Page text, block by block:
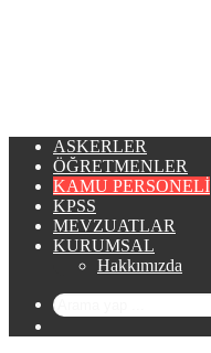
ASKERLER
ÖĞRETMENLER
KAMU PERSONELI
KPSS
MEVZUATLAR
KURUMSAL
Hakkımızda